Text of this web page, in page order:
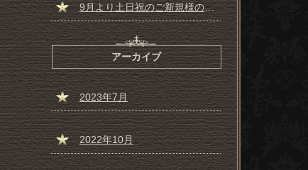
9月より土日祝のご新規様の受付一時停止のお知らせ
アーカイブ
2023年7月
2022年10月